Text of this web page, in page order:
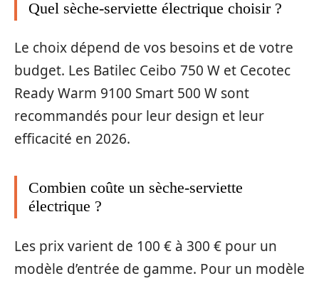
Quel sèche-serviette électrique choisir ?
Le choix dépend de vos besoins et de votre
budget. Les Batilec Ceibo 750 W et Cecotec
Ready Warm 9100 Smart 500 W sont
recommandés pour leur design et leur
efficacité en 2026.
Combien coûte un sèche-serviette
électrique ?
Les prix varient de 100 € à 300 € pour un
modèle d’entrée de gamme. Pour un modèle